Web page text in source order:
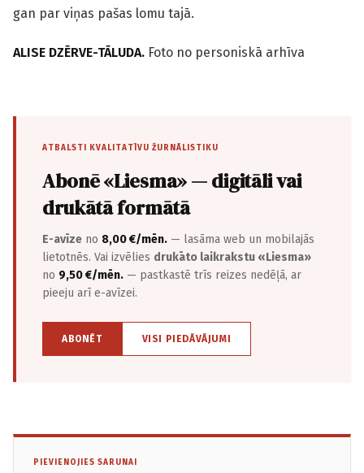
gan par viņas pašas lomu tajā.
ALISE DZĒRVE-TĀLUDA. Foto no personiskā arhīva
ATBALSTI KVALITATĪVU ŽURNĀLISTIKU
Abonē «Liesma» — digitāli vai
drukātā formātā
E-avīze no 8,00 €/mēn. — lasāma web un mobilajās
lietotnēs. Vai izvēlies drukāto laikrakstu «Liesma»
no 9,50 €/mēn. — pastkastē trīs reizes nedēļā, ar
pieeju arī e-avīzei.
ABONĒT VISI PIEDĀVĀJUMI
PIEVIENOJIES SARUNAI